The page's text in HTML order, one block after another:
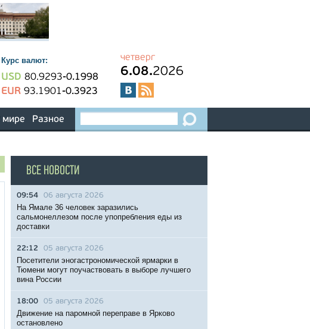
Курс валют:
USD 80.9293-0.1998
EUR 93.1901-0.3923
четверг
6.08.2026
мире Разное
ВСЕ НОВОСТИ
09:54 06 августа 2026
На Ямале 36 человек заразились
сальмонеллезом после упопребления еды из
доставки
22:12 05 августа 2026
Посетители эногастрономической ярмарки в
Тюмени могут поучаствовать в выборе лучшего
вина России
18:00 05 августа 2026
Движение на паромной переправе в Ярково
остановлено